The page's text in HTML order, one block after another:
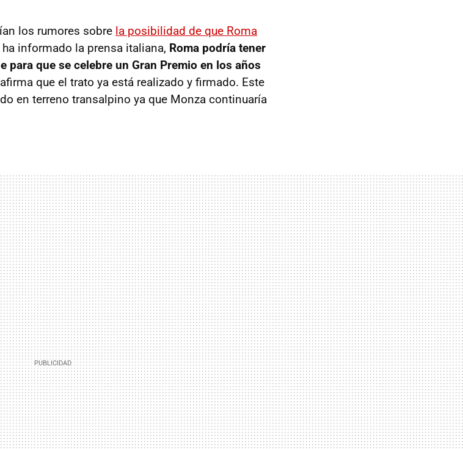
los rumores sobre la posibilidad de que Roma
ha informado la prensa italiana, Roma podría tener
para que se celebre un Gran Premio en los años
que el trato ya está realizado y firmado. Este
en terreno transalpino ya que Monza continuaría